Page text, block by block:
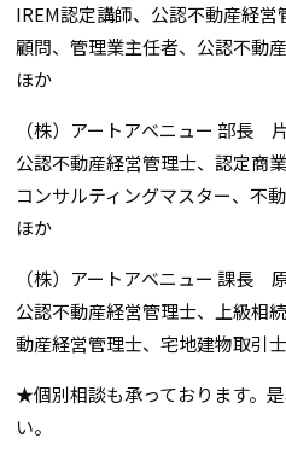
IREM認定講師、公認不動産経
顧問、管理業主任者、公認不動
ほか
（株）アートアベニュー 部長
公認不動産経営管理士、認定商
コンサルティングマスター、不
ほか
（株）アートアベニュー 課長
公認不動産経営管理士、上級相
動産経営管理士、宅地建物取引
★個別相談も承っております。
い。